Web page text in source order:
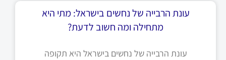
עונת הרבייה של נחשים בישראל: מתי היא
מתחילה ומה חשוב לדעת?
עונת הרבייה של נחשים בישראל היא תקופה